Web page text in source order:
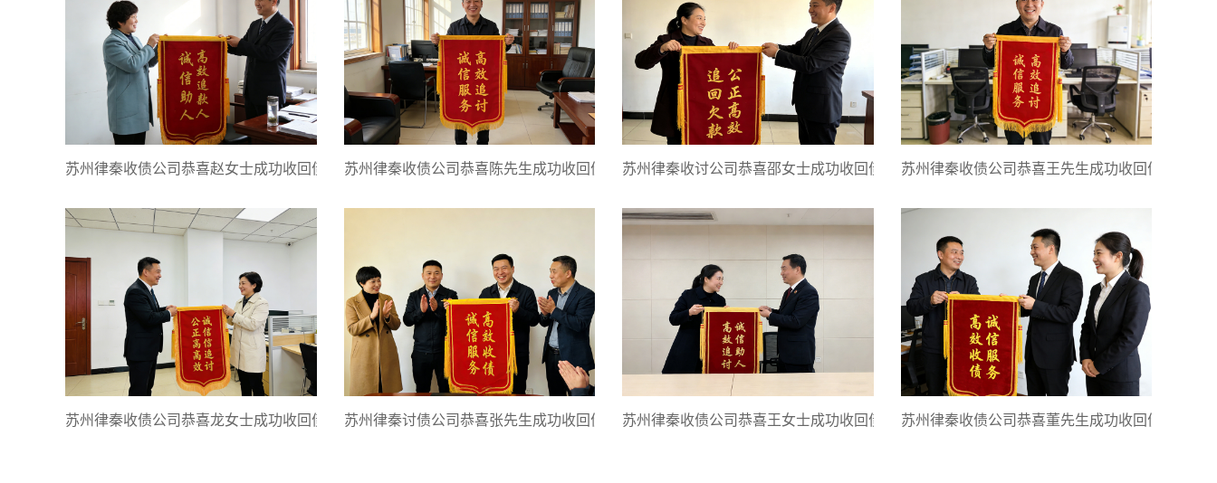
苏州律秦收债公司恭喜赵女士成功收回债款 苏州律秦收债公司恭喜陈先生成功收回债款 苏州律秦收讨公司恭喜邵女士成功收回债款 苏州律秦收债公司恭喜王先生成功收回债款
苏州律秦收债公司恭喜龙女士成功收回债款 苏州律秦讨债公司恭喜张先生成功收回债款 苏州律秦收债公司恭喜王女士成功收回债款 苏州律秦收债公司恭喜董先生成功收回债款